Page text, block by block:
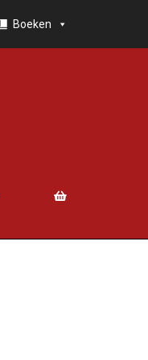
Boeken